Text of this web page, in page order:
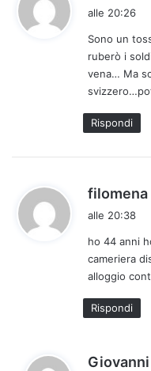
e
t
t
o
:
alle 20:26
Sono un
ruberò i
vena… Ma
Rispondi
filomena
t
t
alle 20:38
ho 44 anni
cameriera
alloggio
Rispondi
Giovanni